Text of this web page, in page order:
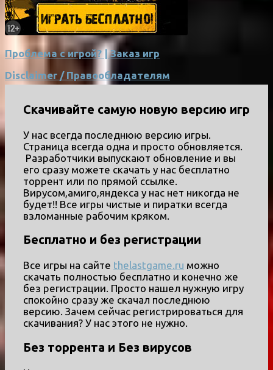
Проблема с игрой? | Заказ игр
Disclaimer / Правообладателям
Скачивайте самую новую версию игр
У нас всегда последнюю версию игры.
Страница всегда одна и просто обновляется.
Разработчики выпускают обновление и вы
его сразу можете скачать у нас бесплатно
торрент или по прямой ссылке.
Вирусом,амиго,яндекса у нас нет никогда не
будет!! Все игры чистые и пиратки всегда
взломанные рабочим кряком.
Бесплатно и без регистрации
Все игры на сайте thelastgame.ru можно
скачать полностью бесплатно и конечно же
без регистрации. Просто нашел нужную игру
спокойно сразу же скачал последнюю
версию. Зачем сейчас регистрироваться для
скачивания? У нас этого не нужно.
Без торрента и Без вирусов